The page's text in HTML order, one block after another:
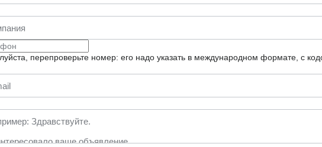
перепроверьте номер: его надо указать в международном формате, с